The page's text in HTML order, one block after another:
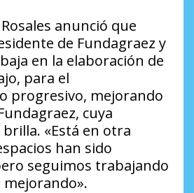
anunció que
de Fundagraez y
en la elaboración de
para el
progresivo, mejorando
cuya
«Está en otra
han sido
seguimos trabajando